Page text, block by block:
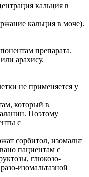
кальция в
кальция в моче).
препарата.
арахису.
не применяется у
который в
Поэтому
с
сорбитол, изомальт
пациентам с
глюкозо-
изомальтазной